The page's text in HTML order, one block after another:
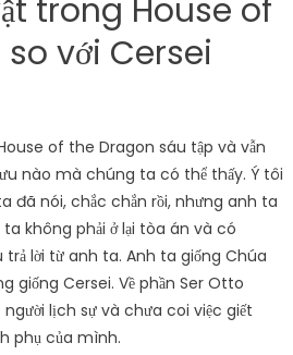
trong House of
với Cersei
of the Dragon sáu tập và vẫn
nào mà chúng ta có thể thấy. Ý tôi
đã nói, chắc chắn rồi, nhưng anh ta
không phải ở lại tòa án và có
lời từ anh ta. Anh ta giống Chúa
giống Cersei. Về phần Ser Otto
lịch sự và chưa coi việc giết
phụ của mình.